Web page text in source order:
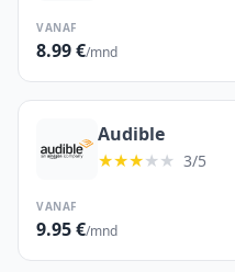
VANAF
8.99 €/mnd
Audible
★★★★★ 3/5
VANAF
9.95 €/mnd